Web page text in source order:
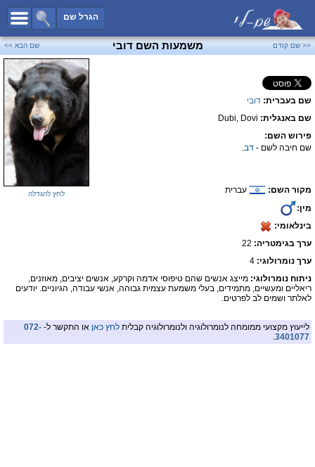
הגרל שם
כל השמות
שמות לבנים
שמות לבנות
שמות משותפים
שמות נפוצים
שמות נדירים
קטגוריות
מפורסמיםחדש!
פייסבוק
<< שם קודם משמעות השם דובי שם הבא >>
שם בעברית: דובי
שם באנגלית: Dubi, Dovi
פירוש השם:
שם חיבה לשם - דב.
מקור השם:
עברית
מין:
בינלאומי:
ערך בגימטריה:
ערך נומרולוגי: 4
לחץ להגדלה
ניתוח נומרולוגי: מייצג אנשים שהם טיפוסי אדמה וקרקע, אנשים יציבים, מאוזנים,
ריאליים ומעשיים, מתמידים, בעלי משמעת עצמית גבוהה, אנשי עבודה, הגיוניים. יודעים
לאלתר ושמים לב לפרטים.
לייעוץ מקצועי ממומחה לנומרולוגיה ולנומרולוגיה קבלית לחץ כאן או התקשר ל- 072-
3401077
.